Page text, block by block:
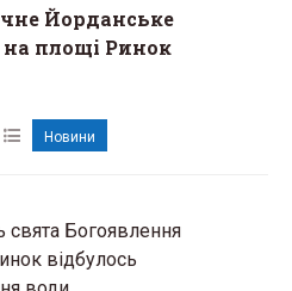
Йорданське
на площі Ринок
Новини
свята Богоявлення
відбулось